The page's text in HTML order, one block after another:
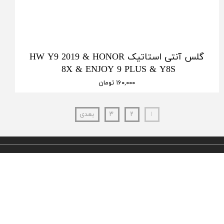
گلس آنتی استاتیک HW Y9 2019 & HONOR
8X & ENJOY 9 PLUS & Y8S
۱۶۰,۰۰۰ تومان
۱ ۲ ۳ بعدی